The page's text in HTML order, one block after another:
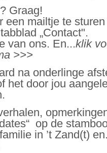
Graag!
een mailtje te
„Contact".
van ons. En...klik
>>>
na onderlinge
het door jou
op de
in ’t Zand(t)